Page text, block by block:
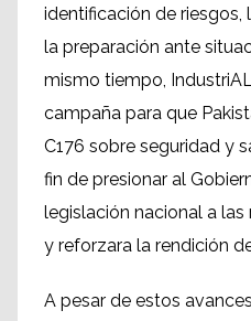
identificación de
la preparación ante
mismo tiempo,
campaña para que
C176 sobre seguridad y
fin de presionar al
legislación nacional a
y reforzara la rendición
A pesar de estos